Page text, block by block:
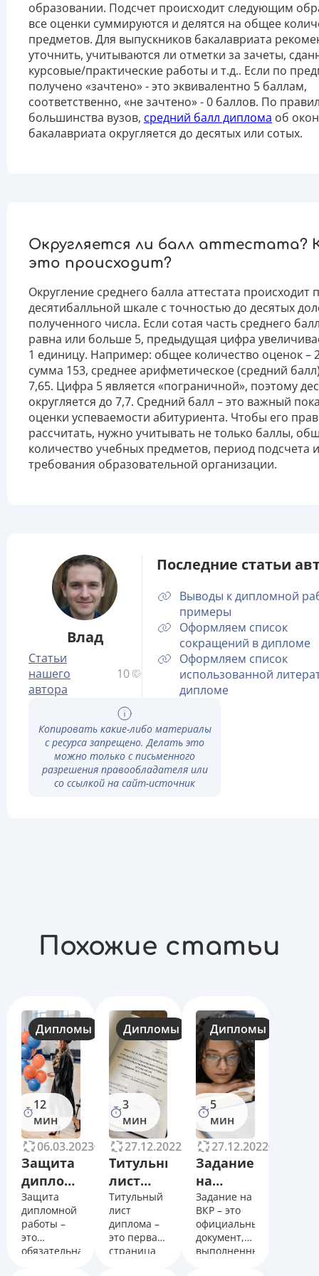
образовании. Подсчет происходит следующим
все оценки суммируются и делятся на общее
предметов. Для выпускников бакалавриата
уточнить, учитываются ли отметки за зачеты,
курсовые/практические работы и т.д.. Если по
получено «зачтено» - это эквивалентно 5 баллам,
соответственно, «не зачтено» - 0 баллов. По
большинства вузов, средний балл диплома об
бакалавриата округляется до десятых или сотых.
Округляется ли балл аттестата?
это происходит?
Округление среднего балла аттестата происходит
десятибалльной шкале с точностью до десятых
полученного числа. Если сотая часть среднего
равна или больше 5, предыдущая цифра
1 единицу. Например: общее количество оценок –
сумма 153, среднее арифметическое (средний
7,65. Цифра 5 является «пограничной», поэтому
округляется до 7,7. Средний балл – это важный
оценки успеваемости абитуриента. Чтобы его
рассчитать, нужно учитывать не только баллы,
количество учебных предметов, период подсчета и
требования образовательной организации.
Влад
Статьи
нашего
автора
10
Последние статьи
Выводы к дипломной
примеры
Оформляем список
сокращений в дипломе
Оформляем список
использованной
дипломе
Копировать какие-либо материалы
с ресурса запрещено. Делать это
можно только с письменного
разрешения правообладателя или
со ссылкой на сайт-источник
Похожие статьи
Дипломы
12
мин
06.03.2023
50433
Защита
дипломной
работы.
Сроки.
Как
проходит
Защита
дипломной
работы –
это
обязательная
Дипломы
3
мин
27.12.2022
22424
Титульный
лист
для
дипломной
работы:
правила
Титульный
лист
диплома –
это первая
страница
Дипломы
5
мин
27.12.2022
Задание
на
дипломную
работу:
что это
и зачем
Задание на
ВКР – это
официальный
документ,
выполненный